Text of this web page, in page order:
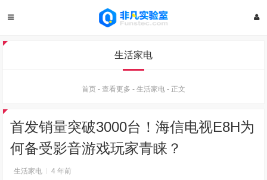
生活家电
首页 - 查看更多 - 生活家电 - 正文
首发销量突破3000台！海信电视E8H为
何备受影音游戏玩家青睐？
生活家电
4 年前